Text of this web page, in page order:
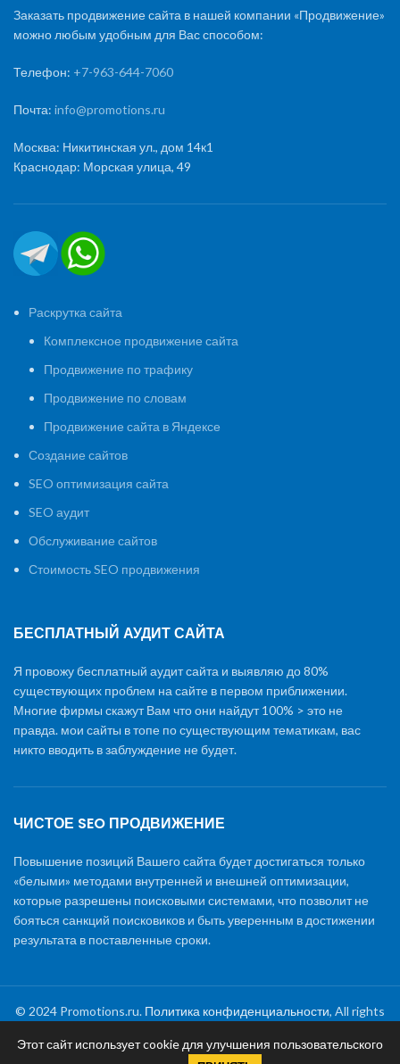
Заказать продвижение сайта в нашей компании «Продвижение»
можно любым удобным для Вас способом:
Телефон: +7-963-644-7060
Почта: info@promotions.ru
Москва: Никитинская ул., дом 14к1
Краснодар: Морская улица, 49
Раскрутка сайта
Комплексное продвижение сайта
Продвижение по трафику
Продвижение по словам
Продвижение сайта в Яндексе
Создание сайтов
SEO оптимизация сайта
SEO аудит
Обслуживание сайтов
Стоимость SEO продвижения
БЕСПЛАТНЫЙ АУДИТ САЙТА
Я провожу бесплатный аудит сайта и выявляю до 80%
существующих проблем на сайте в первом приближении.
Многие фирмы скажут Вам что они найдут 100% > это не
правда. мои сайты в топе по существующим тематикам, вас
никто вводить в заблуждение не будет.
ЧИСТОЕ SEO ПРОДВИЖЕНИЕ
Повышение позиций Вашего сайта будет достигаться только
«белыми» методами внутренней и внешней оптимизации,
которые разрешены поисковыми системами, что позволит не
бояться санкций поисковиков и быть уверенным в достижении
результата в поставленные сроки.
© 2024 Promotions.ru. Политика конфиденциальности, All rights
reserved
Раскрутка сайта |Создание сайтов|Обслуживание и
Этот сайт использует cookie для улучшения пользовательского